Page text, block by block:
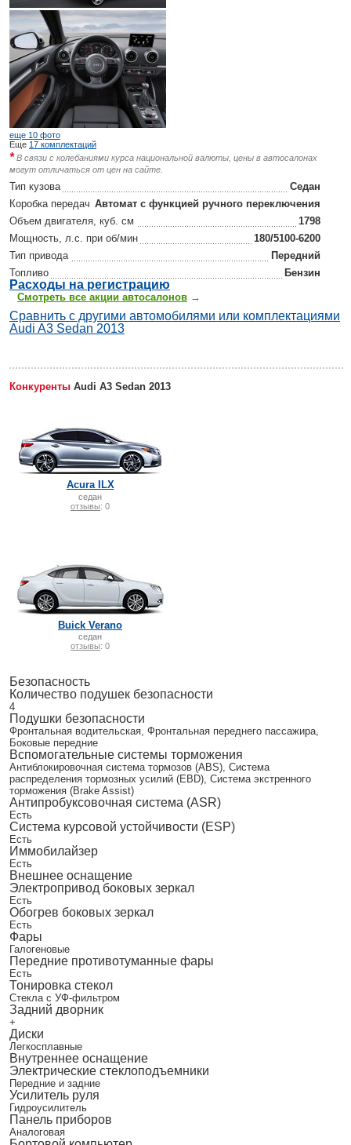
еще 10 фото
Еще 17 комплектаций
*В связи с колебаниями курса национальной валюты, цены в автосалонах
могут отличаться от цен на сайте.
Тип кузова
Седан
Коробка передач Автомат с функцией ручного переключения
Объем двигателя, куб. см
1798
Мощность, л.с. при об/мин
180/5100-6200
Тип привода
Передний
Топливо
Бензин
Расходы на регистрацию
Смотреть все акции автосалонов →
Сравнить с другими автомобилями или комплектациями
Audi A3 Sedan 2013
Конкуренты Audi A3 Sedan 2013
Acura ILX
седан
отзывы: 0
Buick Verano
седан
отзывы: 0
Безопасность
Количество подушек безопасности
4
Подушки безопасности
Фронтальная водительская, Фронтальная переднего пассажира,
Боковые передние
Вспомогательные системы торможения
Антиблокировочная система тормозов (ABS), Система
распределения тормозных усилий (EBD), Система экстренного
торможения (Brake Assist)
Антипробуксовочная система (ASR)
Есть
Система курсовой устойчивости (ESP)
Есть
Иммобилайзер
Есть
Внешнее оснащение
Электропривод боковых зеркал
Есть
Обогрев боковых зеркал
Есть
Фары
Галогеновые
Передние противотуманные фары
Есть
Тонировка стекол
Стекла с УФ-фильтром
Задний дворник
+
Диски
Легкосплавные
Внутреннее оснащение
Электрические стеклоподъемники
Передние и задние
Усилитель руля
Гидроусилитель
Панель приборов
Аналоговая